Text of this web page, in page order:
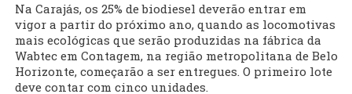
Na Carajás, os 25% de biodiesel deverão entrar em
vigor a partir do próximo ano, quando as locomotivas
mais ecológicas que serão produzidas na fábrica da
Wabtec em Contagem, na região metropolitana de Belo
Horizonte, começarão a ser entregues. O primeiro lote
deve contar com cinco unidades.